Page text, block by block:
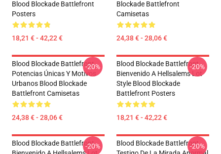
Blood Blockade Battlefront
Posters
18,21 € - 42,22 €
Blockade Battlefront
Camisetas
24,38 € - 28,06 €
Blood Blockade Battlefront
Potencias Únicas Y Motivos
Urbanos Blood Blockade
Battlefront Camisetas
24,38 € - 28,06 €
-20%
Blood Blockade Battlefront
Bienvenido A Hellsalems Lot
Style Blood Blockade
Battlefront Posters
18,21 € - 42,22 €
-20%
Blood Blockade Battlefront
-20%
Blood Blockade Battlefront
-20%